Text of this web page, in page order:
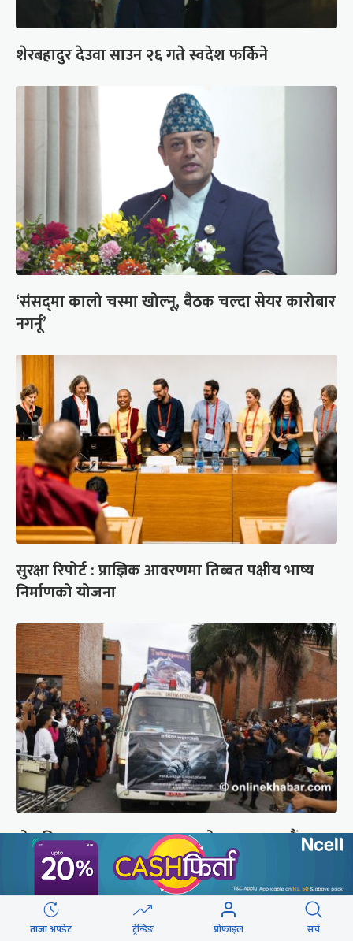
शेरबहादुर देउवा साउन २६ गते स्वदेश फर्किने
‘संसद्‍मा कालो चस्मा खोल्नू, बैठक चल्दा सेयर कारोबार
नगर्नू’
सुरक्षा रिपोर्ट : प्राज्ञिक आवरणमा तिब्बत पक्षीय भाष्य
निर्माणको योजना
ब्रोड पिकमा ज्यान गुमाएका युक्तको शव काठमाडौं
ल्याइयो (तस्वीरहरू)
ताजा अपडेट ट्रेन्डिङ प्रोफाइल सर्च